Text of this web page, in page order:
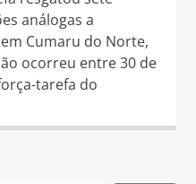
análogas a
Cumaru do Norte,
ocorreu entre 30 de
tarefa do